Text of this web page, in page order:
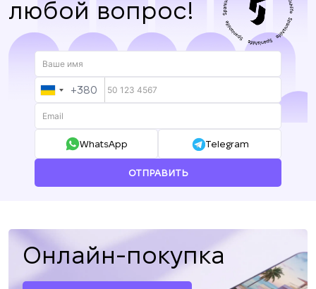
любой вопрос!
UKRAINE
+380
+380
WhatsApp Telegram
ОТПРАВИТЬ
Онлайн-покупка